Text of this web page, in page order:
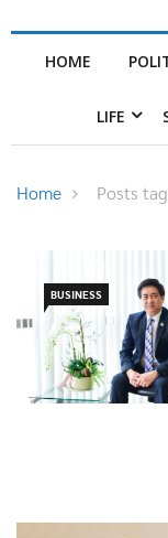
HOME
LIFE
Home Posts
BUSINESS